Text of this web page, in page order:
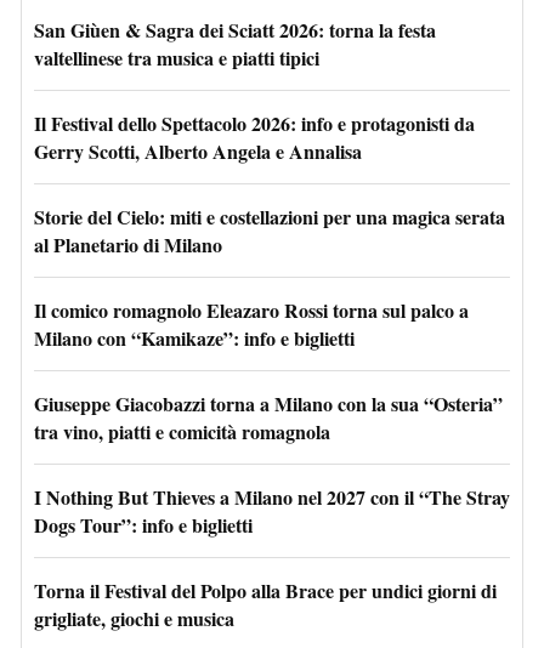
San Giùen & Sagra dei Sciatt 2026: torna la festa
valtellinese tra musica e piatti tipici
Il Festival dello Spettacolo 2026: info e protagonisti da
Gerry Scotti, Alberto Angela e Annalisa
Storie del Cielo: miti e costellazioni per una magica serata
al Planetario di Milano
Il comico romagnolo Eleazaro Rossi torna sul palco a
Milano con “Kamikaze”: info e biglietti
Giuseppe Giacobazzi torna a Milano con la sua “Osteria”
tra vino, piatti e comicità romagnola
I Nothing But Thieves a Milano nel 2027 con il “The Stray
Dogs Tour”: info e biglietti
Torna il Festival del Polpo alla Brace per undici giorni di
grigliate, giochi e musica